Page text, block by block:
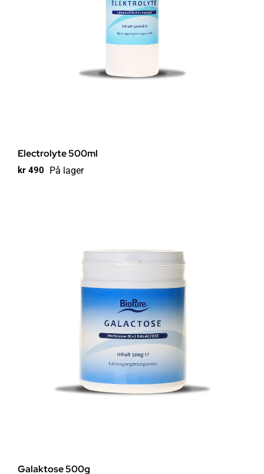
Electrolyte 500ml
kr 490 På lager
Galaktose 500g